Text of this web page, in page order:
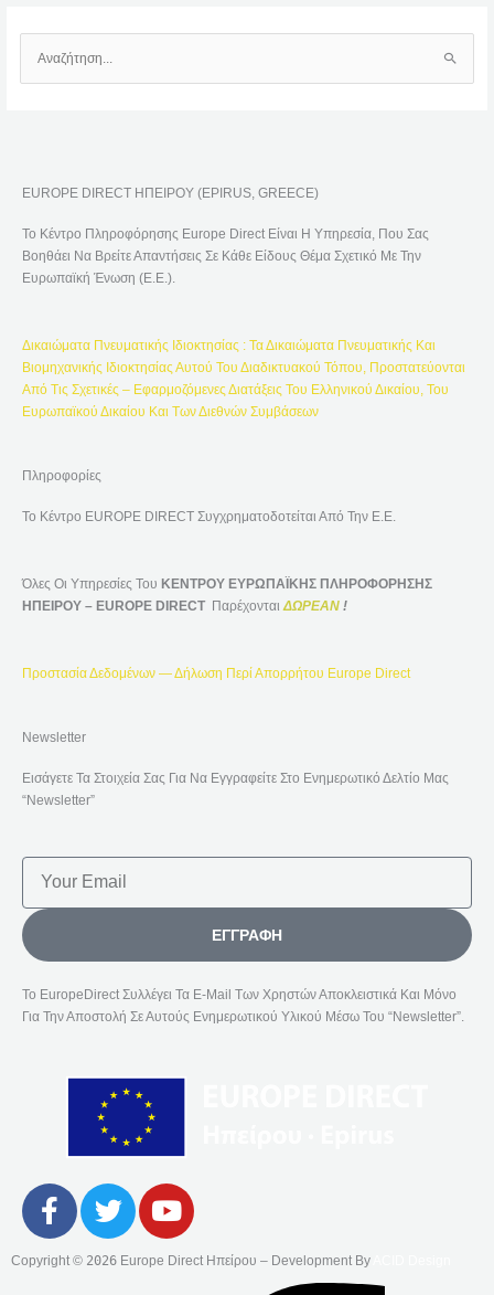
Ν
Τ
Σ
Η
Α
EUROPE DIRECT ΗΠΕΙΡΟΥ (EPIRUS, GREECE)
Το Κέντρο Πληροφόρησης Europe Direct Είναι Η Υπηρεσία, Που Σας
Βοηθάει Να Βρείτε Απαντήσεις Σε Κάθε Είδους Θέμα Σχετικό Με Την
Ευρωπαϊκή Ένωση (Ε.Ε.).
Δικαιώματα Πνευματικής Ιδιοκτησίας : Τα Δικαιώματα Πνευματικής Και
Βιομηχανικής Ιδιοκτησίας Αυτού Του Διαδικτυακού Τόπου, Προστατεύονται
Από Τις Σχετικές – Εφαρμοζόμενες Διατάξεις Του Ελληνικού Δικαίου, Του
Ευρωπαϊκού Δικαίου Και Των Διεθνών Συμβάσεων
Πληροφορίες
Το Κέντρο EUROPE DIRECT Συγχρηματοδοτείται Από Την Ε.Ε.
Όλες Οι Υπηρεσίες Του ΚΕΝΤΡΟΥ ΕΥΡΩΠΑΪΚΗΣ ΠΛΗΡΟΦΟΡΗΣΗΣ
ΗΠΕΙΡΟΥ – EUROPE DIRECT Παρέχονται ΔΩΡΕΑΝ !
Προστασία Δεδομένων — Δήλωση Περί Απορρήτου Europe Direct
Newsletter
Εισάγετε Τα Στοιχεία Σας Για Να Εγγραφείτε Στο Ενημερωτικό Δελτίο Μας
“Newsletter”
ΕΓΓΡΑΦΉ
Το EuropeDirect Συλλέγει Τα E-Mail Των Χρηστών Αποκλειστικά Και Μόνο
Για Την Αποστολή Σε Αυτούς Ενημερωτικού Υλικού Μέσω Του “Newsletter”.
F
A
C
E
T
W
I
Y
O
U
Copyright © 2026 Europe Direct Ηπείρου – Development By